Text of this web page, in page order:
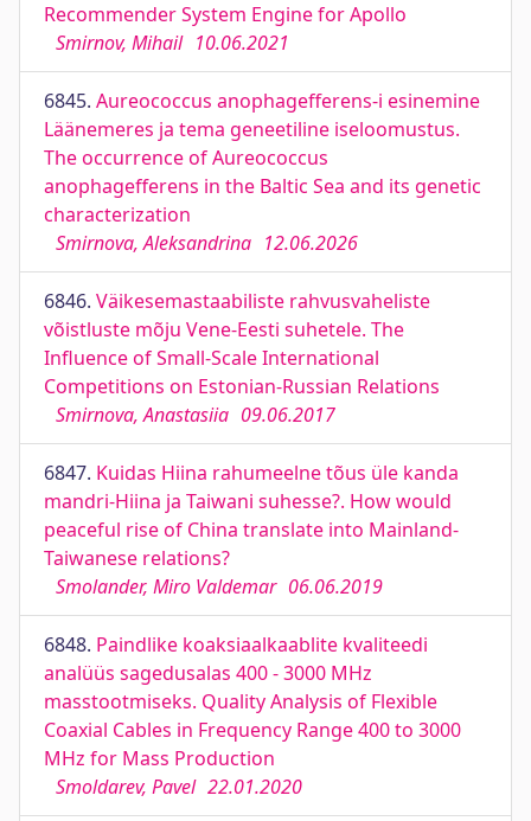
Recommender System Engine for Apollo
Smirnov, Mihail 10.06.2021
6845. Aureococcus anophagefferens-i esinemine
Läänemeres ja tema geneetiline iseloomustus.
The occurrence of Aureococcus
anophagefferens in the Baltic Sea and its genetic
characterization
Smirnova, Aleksandrina 12.06.2026
6846. Väikesemastaabiliste rahvusvaheliste
võistluste mõju Vene-Eesti suhetele. The
Influence of Small-Scale International
Competitions on Estonian-Russian Relations
Smirnova, Anastasiia 09.06.2017
6847. Kuidas Hiina rahumeelne tõus üle kanda
mandri-Hiina ja Taiwani suhesse?. How would
peaceful rise of China translate into Mainland-
Taiwanese relations?
Smolander, Miro Valdemar 06.06.2019
6848. Paindlike koaksiaalkaablite kvaliteedi
analüüs sagedusalas 400 - 3000 MHz
masstootmiseks. Quality Analysis of Flexible
Coaxial Cables in Frequency Range 400 to 3000
MHz for Mass Production
Smoldarev, Pavel 22.01.2020